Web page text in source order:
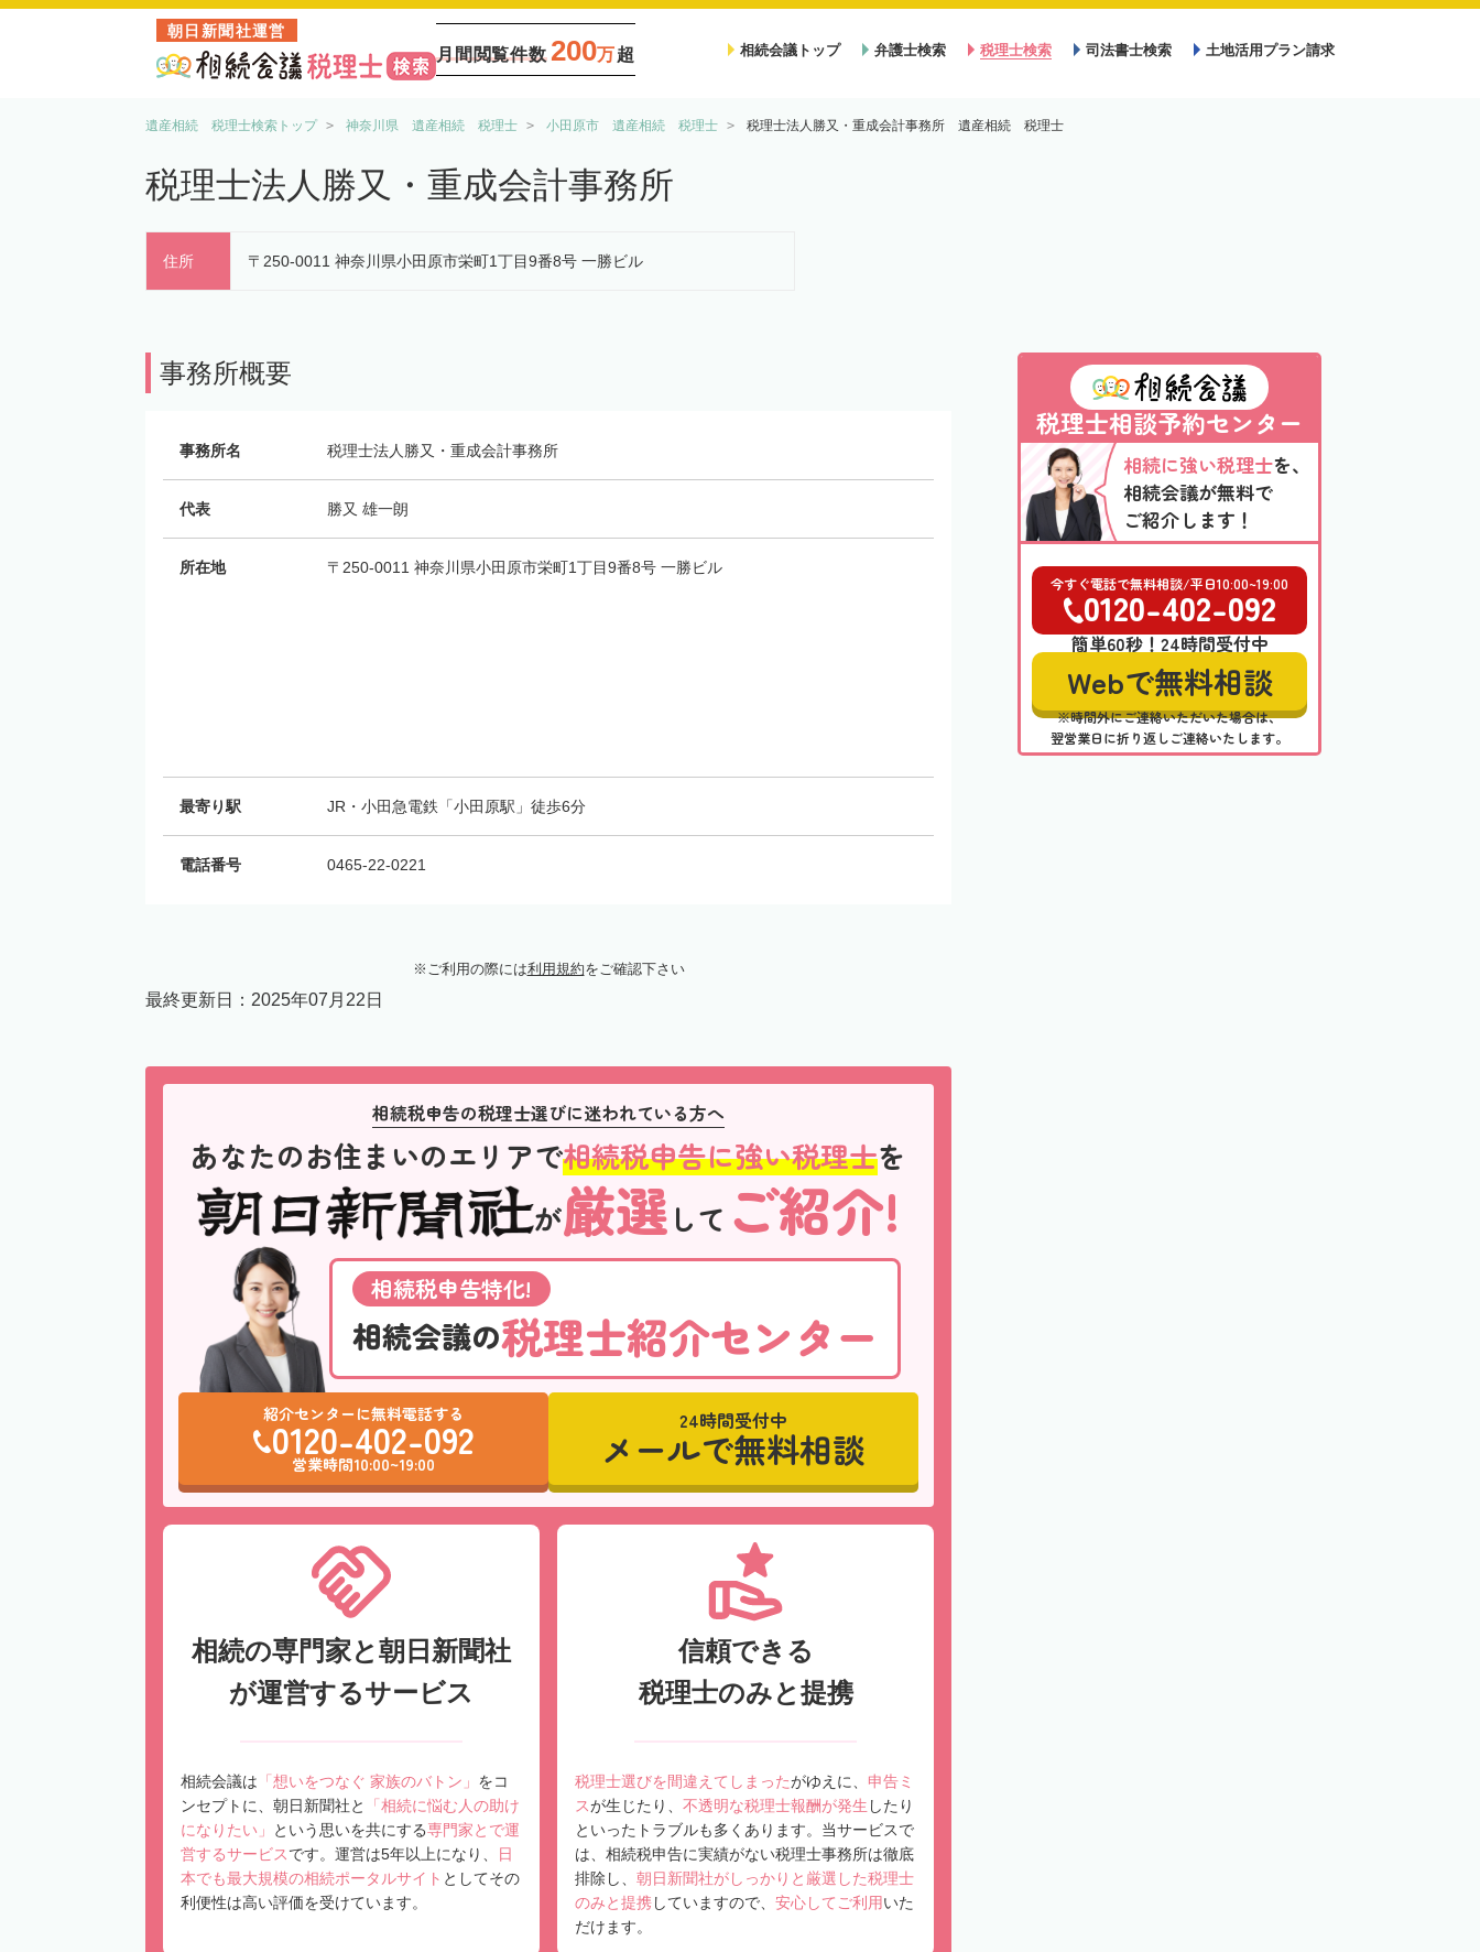
朝日新聞社運営
月間閲覧件数 200万超 相続会議トップ 弁護士検索 税理士検索 司法書士検索 土地活用プラン請求
遺産相続 税理士検索トップ 神奈川県 遺産相続 税理士 小田原市 遺産相続 税理士 税理士法人勝又・重成会計事務所 遺産相続 税理士
税理士法人勝又・重成会計事務所
住所 〒250-0011 神奈川県小田原市栄町1丁目9番8号 一勝ビル
事務所概要
事務所名 税理士法人勝又・重成会計事務所
代表 勝又 雄一朗
所在地 〒250-0011 神奈川県小田原市栄町1丁目9番8号 一勝ビル
最寄り駅 JR・小田急電鉄「小田原駅」徒歩6分
電話番号 0465-22-0221
ご利用の際には利用規約をご確認下さい
最終更新日： 2025年07月22日
相続税申告の税理士選びに迷われている方へ
あなたのお住まいのエリアで相続税申告に強い税理士を
が厳選 して ご紹介!
相続税申告特化!
相続会議の税理士紹介センター
紹介センターに無料電話する
0120-402-092
営業時間10:00~19:00
24時間受付中
メールで無料相談
相続の専門家と朝日新聞社
が運営するサービス
相続会議は 「想いをつなぐ 家族のバトン」 をコ
ンセプトに、朝日新聞社と
「相続に悩む人の助け
になりたい」
という思いを共にする専門家とで運
営するサービスです。運営は5年以上になり、
日
本でも最大規模の相続ポータルサイト としてその
利便性は高い評価を受けています。
信頼できる
税理士のみと提携
税理士選びを間違えてしまったがゆえに、 申告ミ
スが生じたり、 不透明な税理士報酬が発生 したり
といったトラブルも多くあります。当サービスで
は、相続税申告に実績がない税理士事務所は徹底
排除し、 朝日新聞社がしっかりと厳選した税理士
のみと提携していますので、 安心してご利用いた
だけます。
税理士相談予約センター
相続に強い税理士を、
相続会議が無料で
ご紹介します！
今すぐ電話で無料相談/平日10:00~19:00
0120-402-092
簡単60秒！24時間受付中
Webで無料相談
※時間外にご連絡いただいた場合は、
翌営業日に折り返しご連絡いたします。